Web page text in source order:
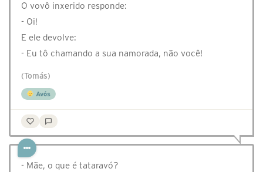
O vovô inxerido responde:
- Oi!
E ele devolve:
- Eu tô chamando a sua namorada, não você!
(Tomás)
Avós
- Mãe, o que é tataravó?